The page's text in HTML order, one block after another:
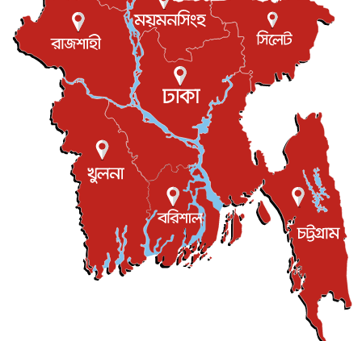
এবার ওটিটিতে মুক্তি পেল ‘মালিক’
বিনোদন ৮ আগস্ট, ২০২৬
রিয়ালকে ‘না’ বলা রদ্রির জন্য বার্সার কাছে কত চাইল ম্যানসিটি
খেলাধুলা
শিল্পকলায় চলচ্চিত্র উৎসব, বিনা মূল্যে দেখা যাবে ৬ সিনেমা
বিনোদন ৮ আগস্ট, ২০২৬
ইস্ট লন্ডন মসজিদের জুমার খুতবা : “কুরআন হোক জীবন দেখার
লেন্স...
ইসলাম ও জীবন ৭ আগস্ট, ২০২৬
সিলেটের কন্যা মোহিনী রশিদ এনওয়াইপিডির উচ্চপদস্থ কর্মকর্তা
দেশজুড়ে ৬ আগস্ট, ২০২৬
আজ থেকে সবার জন্য উন্মুক্ত জুলাই স্মৃতি জাদুঘর
৬ আগস্ট, ২০২৬